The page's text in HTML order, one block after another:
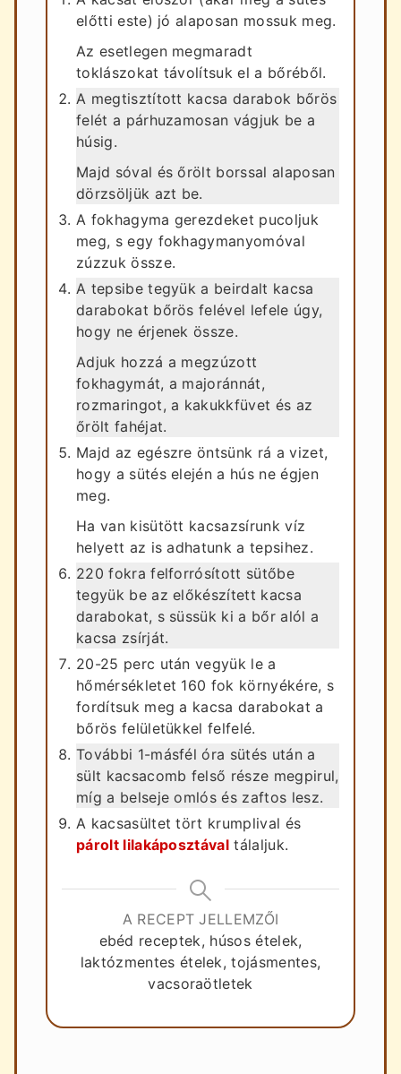
előtti este) jó alaposan mossuk meg.
Az esetlegen megmaradt
toklászokat távolítsuk el a bőréből.
A megtisztított kacsa darabok bőrös
felét a párhuzamosan vágjuk be a
húsig.
Majd sóval és őrölt borssal alaposan
dörzsöljük azt be.
A fokhagyma gerezdeket pucoljuk
meg, s egy fokhagymanyomóval
zúzzuk össze.
A tepsibe tegyük a beirdalt kacsa
darabokat bőrös felével lefele úgy,
hogy ne érjenek össze.
Adjuk hozzá a megzúzott
fokhagymát, a majoránnát,
rozmaringot, a kakukkfüvet és az
őrölt fahéjat.
Majd az egészre öntsünk rá a vizet,
hogy a sütés elején a hús ne égjen
meg.
Ha van kisütött kacsazsírunk víz
helyett az is adhatunk a tepsihez.
220 fokra felforrósított sütőbe
tegyük be az előkészített kacsa
darabokat, s süssük ki a bőr alól a
kacsa zsírját.
20-25 perc után vegyük le a
hőmérsékletet 160 fok környékére, s
fordítsuk meg a kacsa darabokat a
bőrös felületükkel felfelé.
További 1-másfél óra sütés után a
sült kacsacomb felső része megpirul,
míg a belseje omlós és zaftos lesz.
A kacsasültet tört krumplival és
párolt lilakáposztával tálaljuk.
A RECEPT JELLEMZŐI
ebéd receptek, húsos ételek,
laktózmentes ételek, tojásmentes,
vacsoraötletek